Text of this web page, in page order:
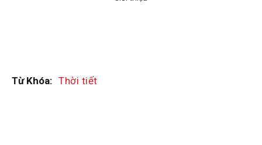
Từ Khóa: Thời tiết